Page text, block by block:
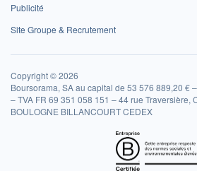
Publicité
Site Groupe & Recrutement
Copyright © 2026
Boursorama, SA au capital de 53 576 889,20 €
– TVA FR 69 351 058 151 – 44 rue Traversière,
BOULOGNE BILLANCOURT CEDEX